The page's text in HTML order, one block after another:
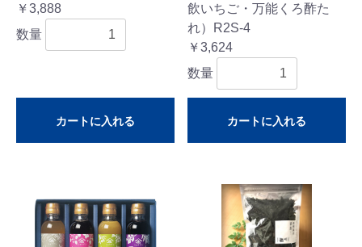
￥3,888
数量
カートに入れる
飲いちご・万能くろ酢た
れ）R2S-4
￥3,624
数量
カートに入れる